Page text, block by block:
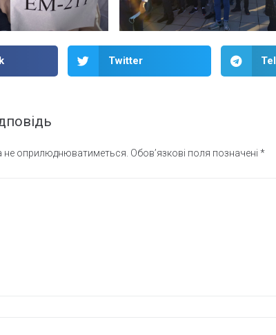
Twitter
не оприлюднюватиметься. Обов’язкові поля позначені *